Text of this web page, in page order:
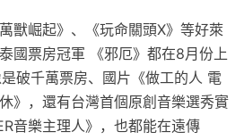
獸崛起》、《玩命關頭X》等好萊
國票房冠軍 《邪厄》都在8月份上
破千萬票房、國片《做工的人 電
》，還有台灣首個原創音樂選秀實
音樂主理人》，也都能在遠傳